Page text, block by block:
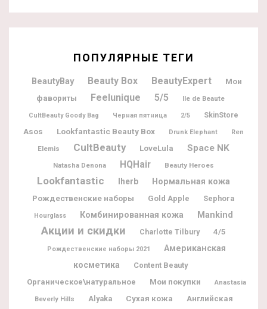
ПОПУЛЯРНЫЕ ТЕГИ
BeautyBay Beauty Box BeautyExpert
Мои
фавориты
Feelunique 5/5 Ile de Beaute
CultBeauty Goody Bag Черная пятница 2/5 SkinStore
Asos Lookfantastic Beauty Box Drunk Elephant Ren
Elemis CultBeauty LoveLula Space NK
Natasha Denona HQHair Beauty Heroes
Lookfantastic Iherb
Нормальная кожа
Рождественские наборы
Gold Apple Sephora
Hourglass Комбинированная кожа Mankind
Акции и скидки Charlotte Tilbury 4/5
Рождественские наборы 2021
Американская
косметика
Content Beauty
Органическое\натуральное
Мои покупки Anastasia
Beverly Hills Alyaka Сухая кожа
Английская